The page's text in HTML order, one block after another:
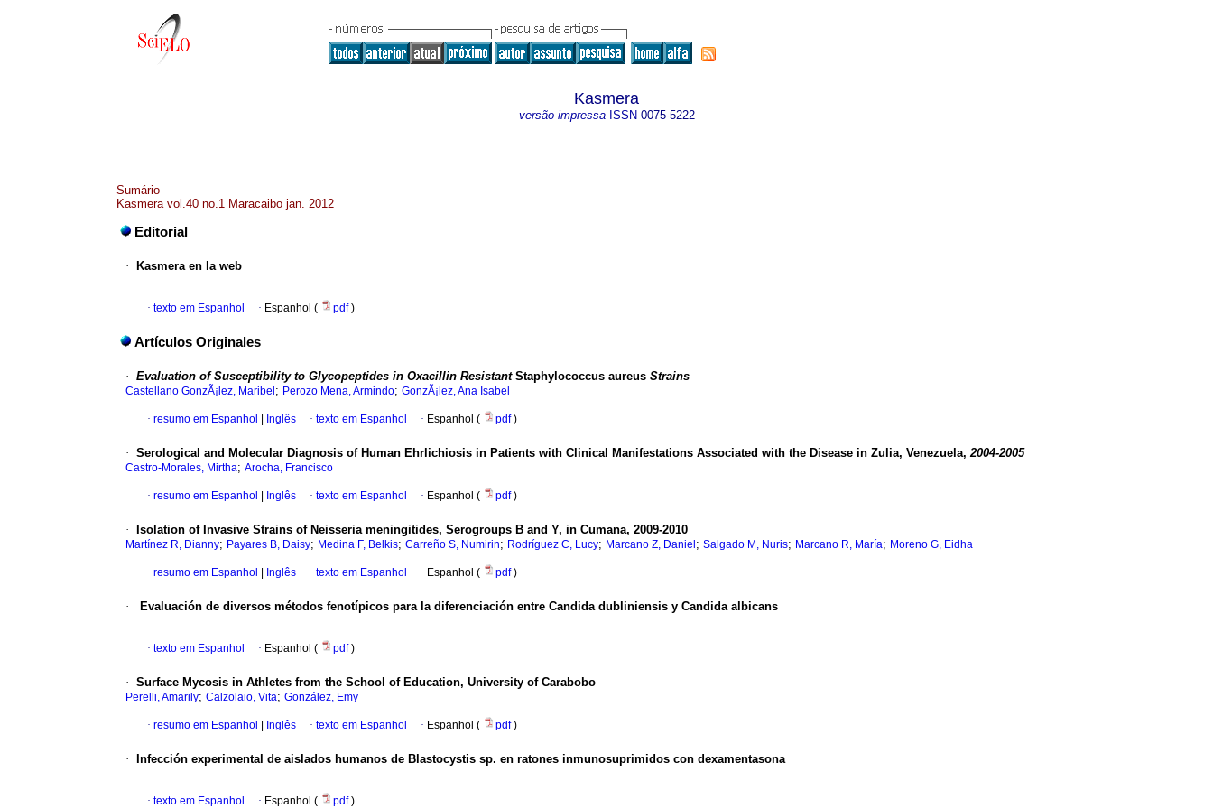
Kasmera
versão impressaISSN 0075-5222
Sumário
Kasmera vol.40 no.1 Maracaibo jan. 2012
Editorial
· Kasmera en la web
· texto em Espanhol · Espanhol ( pdf)
Artículos Originales
· Evaluation of Susceptibility to Glycopeptides in Oxacillin Resistant Staphylococcus aureus Strains
Castellano GonzÃ¡lez, Maribel ; Perozo Mena, Armindo; GonzÃ¡lez, Ana Isabel
· resumo em Espanhol Inglês · texto em Espanhol · Espanhol ( pdf)
· Serological and Molecular Diagnosis of Human Ehrlichiosis in Patients with Clinical Manifestations Associated with the Disease in Zulia, Venezuela, 2004-2005
Castro-Morales, Mirtha; Arocha, Francisco
· resumo em Espanhol Inglês · texto em Espanhol · Espanhol ( pdf)
· Isolation of Invasive Strains of Neisseria meningitides, Serogroups B and Y, in Cumana, 2009-2010
Martínez R, Dianny; Payares B, Daisy; Medina F, Belkis; Carreño S, Numirin; Rodríguez C, Lucy; Marcano Z, Daniel ; Salgado M, Nuris; Marcano R, María; Moreno G, Eidha
· resumo em Espanhol Inglês · texto em Espanhol · Espanhol ( pdf)
· Evaluación de diversos métodos fenotípicos para la diferenciación entre Candida dubliniensis y Candida albicans
· texto em Espanhol · Espanhol ( pdf)
· Surface Mycosis in Athletes from the School of Education, University of Carabobo
Perelli, Amarily; Calzolaio, Vita; González, Emy
· resumo em Espanhol Inglês · texto em Espanhol · Espanhol ( pdf)
· Infección experimental de aislados humanos de Blastocystis sp. en ratones inmunosuprimidos con dexamentasona
· texto em Espanhol · Espanhol ( pdf)